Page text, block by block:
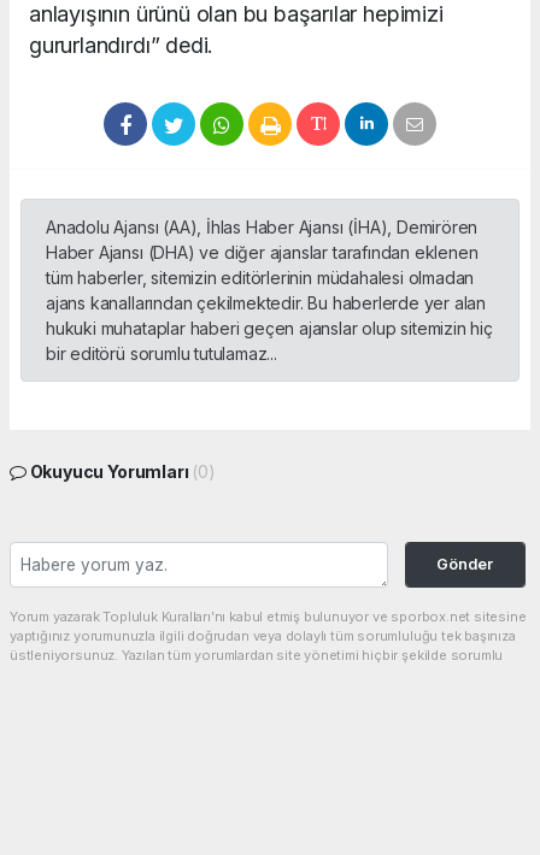
anlayışının ürünü olan bu başarılar hepimizi
gururlandırdı” dedi.
Anadolu Ajansı (AA), İhlas Haber Ajansı (İHA), Demirören
Haber Ajansı (DHA) ve diğer ajanslar tarafından eklenen
tüm haberler, sitemizin editörlerinin müdahalesi olmadan
ajans kanallarından çekilmektedir. Bu haberlerde yer alan
hukuki muhataplar haberi geçen ajanslar olup sitemizin hiç
bir editörü sorumlu tutulamaz...
Okuyucu Yorumları (0)
Gönder
Yorum yazarak Topluluk Kuralları’nı kabul etmiş bulunuyor ve sporbox.net sitesine
yaptığınız yorumunuzla ilgili doğrudan veya dolaylı tüm sorumluluğu tek başınıza
üstleniyorsunuz. Yazılan tüm yorumlardan site yönetimi hiçbir şekilde sorumlu